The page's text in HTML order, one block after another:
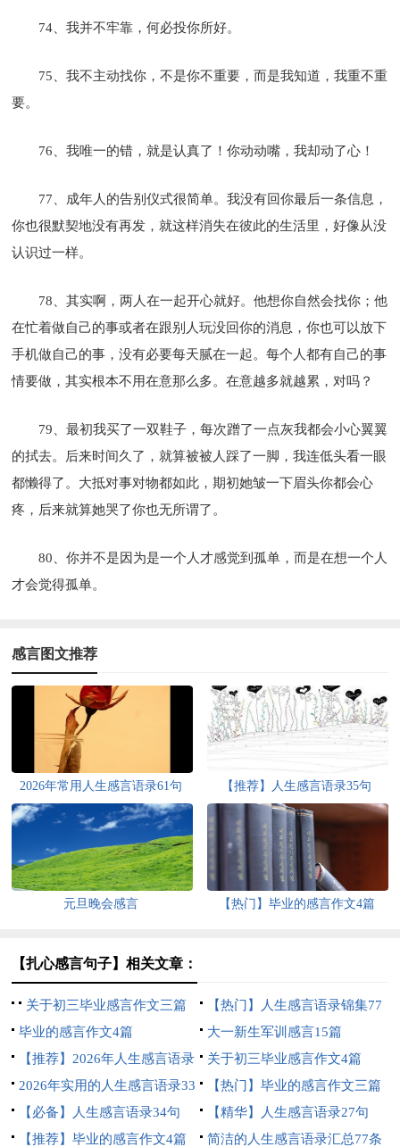
74、我并不牢靠，何必投你所好。
75、我不主动找你，不是你不重要，而是我知道，我重不重
要。
76、我唯一的错，就是认真了！你动动嘴，我却动了心！
77、成年人的告别仪式很简单。我没有回你最后一条信息，
你也很默契地没有再发，就这样消失在彼此的生活里，好像从没
认识过一样。
78、其实啊，两人在一起开心就好。他想你自然会找你；他
在忙着做自己的事或者在跟别人玩没回你的消息，你也可以放下
手机做自己的事，没有必要每天腻在一起。每个人都有自己的事
情要做，其实根本不用在意那么多。在意越多就越累，对吗？
79、最初我买了一双鞋子，每次蹭了一点灰我都会小心翼翼
的拭去。后来时间久了，就算被被人踩了一脚，我连低头看一眼
都懒得了。大抵对事对物都如此，期初她皱一下眉头你都会心
疼，后来就算她哭了你也无所谓了。
80、你并不是因为是一个人才感觉到孤单，而是在想一个人
才会觉得孤单。
感言图文推荐
2026年常用人生感言语录61句 【推荐】人生感言语录35句
元旦晚会感言 【热门】毕业的感言作文4篇
【扎心感言句子】相关文章：
关于初三毕业感言作文三篇
【热门】人生感言语录锦集77
句
毕业的感言作文4篇
大一新生军训感言15篇
【推荐】2026年人生感言语录
42句
关于初三毕业感言作文4篇
2026年实用的人生感言语录33
条
【热门】毕业的感言作文三篇
【必备】人生感言语录34句
【精华】人生感言语录27句
【推荐】毕业的感言作文4篇
简洁的人生感言语录汇总77条